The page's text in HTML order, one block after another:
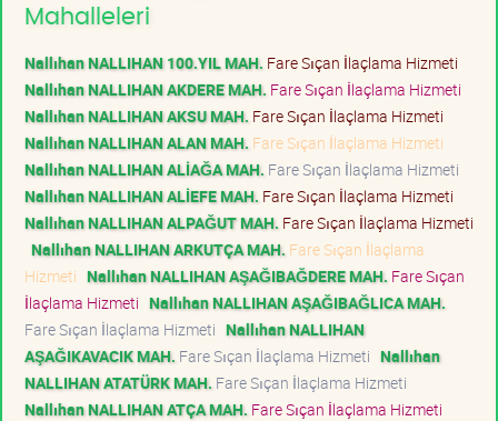
Mahalleleri
Nallıhan NALLIHAN 100.YIL MAH. Fare Sıçan İlaçlama Hizmeti
Nallıhan NALLIHAN AKDERE MAH. Fare Sıçan İlaçlama Hizmeti
Nallıhan NALLIHAN AKSU MAH. Fare Sıçan İlaçlama Hizmeti
Nallıhan NALLIHAN ALAN MAH. Fare Sıçan İlaçlama Hizmeti
Nallıhan NALLIHAN ALİAĞA MAH. Fare Sıçan İlaçlama Hizmeti
Nallıhan NALLIHAN ALİEFE MAH. Fare Sıçan İlaçlama Hizmeti
Nallıhan NALLIHAN ALPAĞUT MAH. Fare Sıçan İlaçlama Hizmeti
Nallıhan NALLIHAN ARKUTÇA MAH. Fare Sıçan İlaçlama
Hizmeti Nallıhan NALLIHAN AŞAĞIBAĞDERE MAH. Fare Sıçan
İlaçlama Hizmeti Nallıhan NALLIHAN AŞAĞIBAĞLICA MAH.
Fare Sıçan İlaçlama Hizmeti Nallıhan NALLIHAN
AŞAĞIKAVACIK MAH. Fare Sıçan İlaçlama Hizmeti Nallıhan
NALLIHAN ATATÜRK MAH. Fare Sıçan İlaçlama Hizmeti
Nallıhan NALLIHAN ATÇA MAH. Fare Sıçan İlaçlama Hizmeti